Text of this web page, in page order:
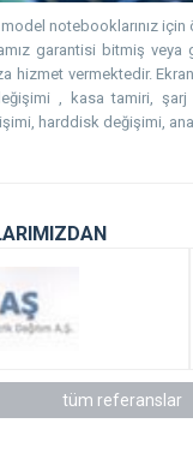
notebooklarınız
garantisi bitmiş veya
hizmet vermektedir.
, kasa tamiri, şarj
harddisk değişimi,
tüm referanslar